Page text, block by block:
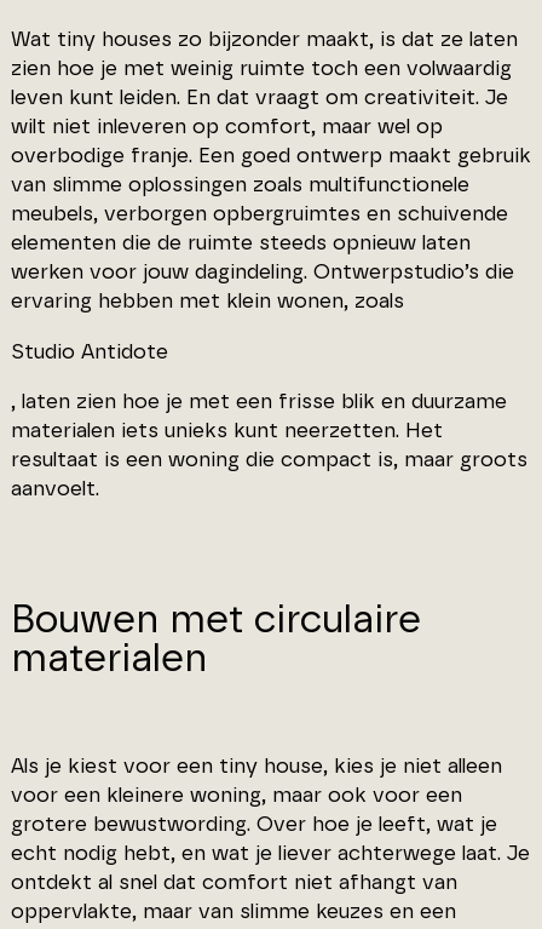
Wat tiny houses zo bijzonder maakt, is dat ze laten
zien hoe je met weinig ruimte toch een volwaardig
leven kunt leiden. En dat vraagt om creativiteit. Je
wilt niet inleveren op comfort, maar wel op
overbodige franje. Een goed ontwerp maakt gebruik
van slimme oplossingen zoals multifunctionele
meubels, verborgen opbergruimtes en schuivende
elementen die de ruimte steeds opnieuw laten
werken voor jouw dagindeling. Ontwerpstudio’s die
ervaring hebben met klein wonen, zoals
Studio Antidote
, laten zien hoe je met een frisse blik en duurzame
materialen iets unieks kunt neerzetten. Het
resultaat is een woning die compact is, maar groots
aanvoelt.
Bouwen met circulaire
materialen
Als je kiest voor een tiny house, kies je niet alleen
voor een kleinere woning, maar ook voor een
grotere bewustwording. Over hoe je leeft, wat je
echt nodig hebt, en wat je liever achterwege laat. Je
ontdekt al snel dat comfort niet afhangt van
oppervlakte, maar van slimme keuzes en een